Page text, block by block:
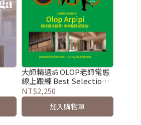
大師精選ॐ OLOP老師常態
線上跟練 Best Selection
OLOP Iyengar Yoga Online
Practice Series
NT$2,250
加入購物車